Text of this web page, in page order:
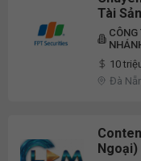
Tài Sản
10
Đà
Ngoại)